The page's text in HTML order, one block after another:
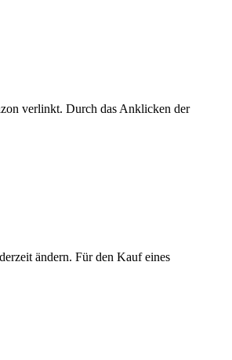
verlinkt. Durch das Anklicken der
ändern. Für den Kauf eines